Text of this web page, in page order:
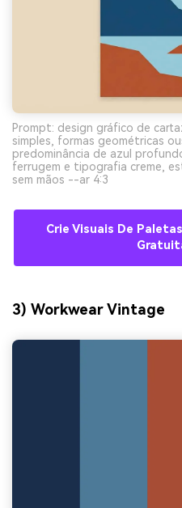
Prompt: design gráfico de
simples, formas geométricas
predominância de azul
ferrugem e tipografia creme,
sem mãos --ar 4:3
Crie Visuais De
3) Workwear Vintage